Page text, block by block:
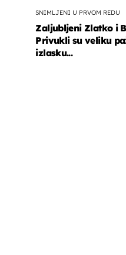
SNIMLJENI U PRVOM REDU
Zaljubljeni Zlatko i
Privukli su veliku
izlasku...